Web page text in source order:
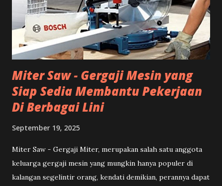
Miter Saw - Gergaji Mesin yang
Siap Sedia Membantu Pekerjaan
Di Berbagai Lini
September 19, 2025
Miter Saw - Gergaji Miter, merupakan salah satu anggota
keluarga gergaji mesin yang mungkin hanya populer di
kalangan segelintir orang, kendati demikian, perannya dapat